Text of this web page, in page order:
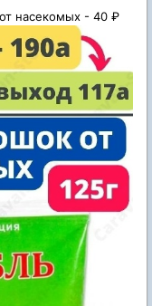
насекомых - 40 ₽